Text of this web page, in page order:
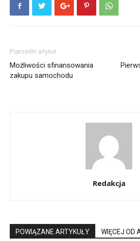
Poprzedni artykuł
Możliwości sfinansowania
zakupu samochodu
Redakcja
POWIĄZANE ARTYKUŁY WIĘCEJ OD